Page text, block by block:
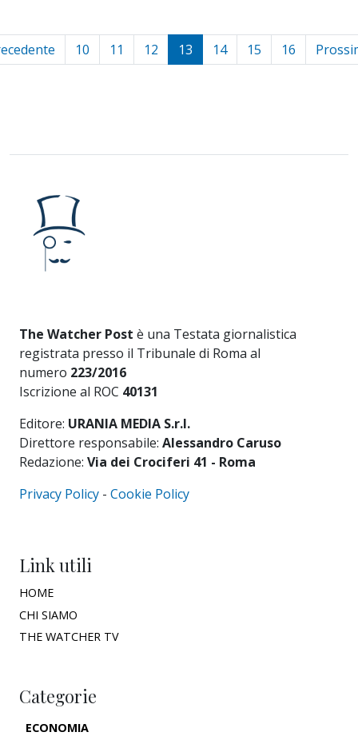
10 11 12 13 14 15 16
The Watcher Post è una Testata giornalistica
registrata presso il Tribunale di Roma al
numero 223/2016
Iscrizione al ROC 40131
Editore: URANIA MEDIA S.r.l.
Direttore responsabile: Alessandro Caruso
Redazione: Via dei Crociferi 41 - Roma
Privacy Policy - Cookie Policy
Link utili
HOME
CHI SIAMO
THE WATCHER TV
Categorie
ECONOMIA